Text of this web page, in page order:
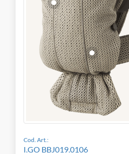
Cod. Art.:
I.GO BBJ019.0106